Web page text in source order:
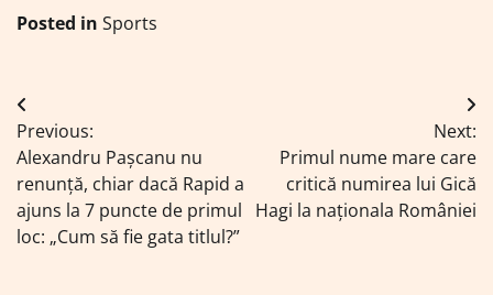
Posted in Sports
Navigare
în
articole
Previous:
Alexandru Pașcanu nu
renunță, chiar dacă Rapid a
ajuns la 7 puncte de primul
loc: „Cum să fie gata titlul?”
Next:
Primul nume mare care
critică numirea lui Gică
Hagi la naționala României